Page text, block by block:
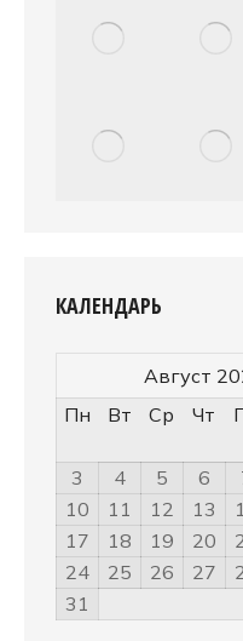
КАЛЕНДАРЬ
Август
Пн
Вт Ср Чт
3
4 5 6
10
11 12 13
17
18 19 20
24
25 26 27
31